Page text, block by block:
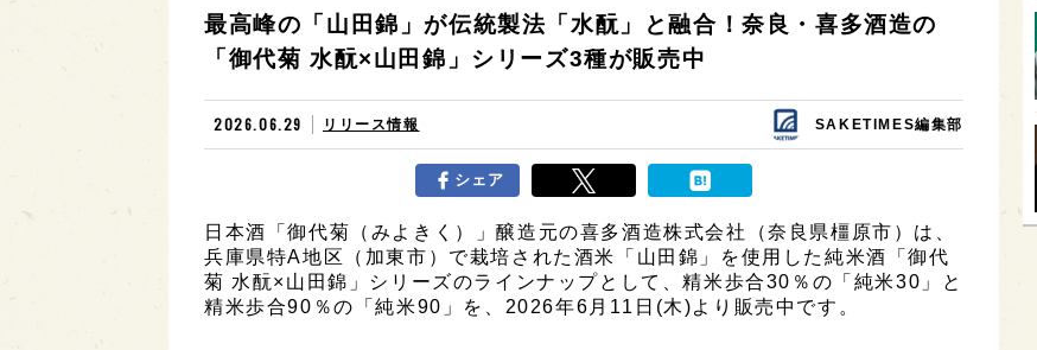
最高峰の「山田錦」が伝統製法「水酛」と融合！奈良・喜多酒造の
「御代菊 水酛×山田錦」シリーズ3種が販売中
2026.06.29 リリース情報 SAKETIMES編集部
シェア
日本酒「御代菊（みよきく）」醸造元の喜多酒造株式会社（奈良県橿原市）は、
兵庫県特A地区（加東市）で栽培された酒米「山田錦」を使用した純米酒「御代
菊 水酛×山田錦」シリーズのラインナップとして、精米歩合30％の「純米30」と
精米歩合90％の「純米90」を、2026年6月11日(木)より販売中です。